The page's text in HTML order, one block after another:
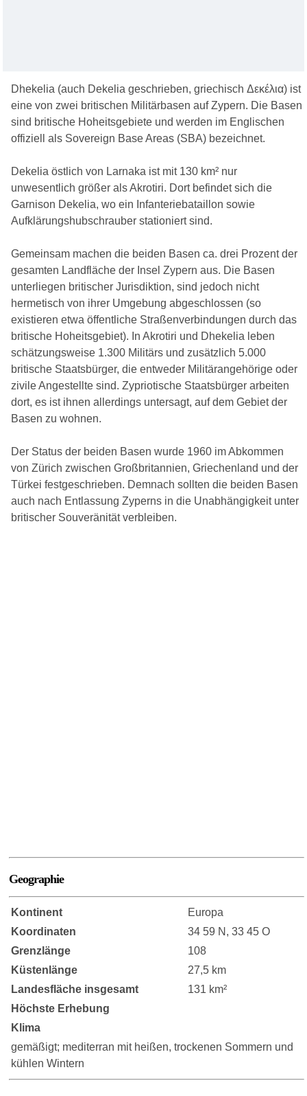
Dhekelia (auch Dekelia geschrieben, griechisch Δεκέλια) ist
eine von zwei britischen Militärbasen auf Zypern. Die Basen
sind britische Hoheitsgebiete und werden im Englischen
offiziell als Sovereign Base Areas (SBA) bezeichnet.
Dekelia östlich von Larnaka ist mit 130 km² nur
unwesentlich größer als Akrotiri. Dort befindet sich die
Garnison Dekelia, wo ein Infanteriebataillon sowie
Aufklärungshubschrauber stationiert sind.
Gemeinsam machen die beiden Basen ca. drei Prozent der
gesamten Landfläche der Insel Zypern aus. Die Basen
unterliegen britischer Jurisdiktion, sind jedoch nicht
hermetisch von ihrer Umgebung abgeschlossen (so
existieren etwa öffentliche Straßenverbindungen durch das
britische Hoheitsgebiet). In Akrotiri und Dhekelia leben
schätzungsweise 1.300 Militärs und zusätzlich 5.000
britische Staatsbürger, die entweder Militärangehörige oder
zivile Angestellte sind. Zypriotische Staatsbürger arbeiten
dort, es ist ihnen allerdings untersagt, auf dem Gebiet der
Basen zu wohnen.
Der Status der beiden Basen wurde 1960 im Abkommen
von Zürich zwischen Großbritannien, Griechenland und der
Türkei festgeschrieben. Demnach sollten die beiden Basen
auch nach Entlassung Zyperns in die Unabhängigkeit unter
britischer Souveränität verbleiben.
Geographie
Kontinent
Europa
Koordinaten
34 59 N, 33 45 O
Grenzlänge
108
Küstenlänge
27,5 km
Landesfläche insgesamt
131 km²
Höchste Erhebung
Klima
gemäßigt; mediterran mit heißen, trockenen Sommern und
kühlen Wintern